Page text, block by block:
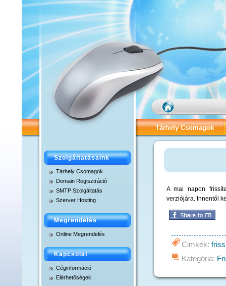
Tárhely Csomagok
Tárhely Adatok
MicroSite Csomag –
Domain átkérés
.xxx domain
Szolgáltatásaink
Tárhely Csomagok
Domain Regisztráció
SMTP Szolgáltatás
Szerver Hosting
Megrendelés
Online Megrendelés
Kapcsolat
Céginformáció
Elérhetőségek
A mai napon
verziójára. Innentől
Cimkék:
Kategória: